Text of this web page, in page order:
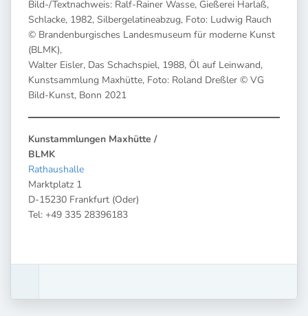
Bild-/Textnachweis: Ralf-Rainer Wasse, Gießerei Harlaß,
Schlacke, 1982, Silbergelatineabzug, Foto: Ludwig Rauch
© Brandenburgisches Landesmuseum für moderne Kunst
(BLMK),
Walter Eisler, Das Schachspiel, 1988, Öl auf Leinwand,
Kunstsammlung Maxhütte, Foto: Roland Dreßler © VG
Bild-Kunst, Bonn 2021
Kunstammlungen Maxhütte /
BLMK
Rathaushalle
Marktplatz 1
D-15230 Frankfurt (Oder)
Tel: +49 335 28396183